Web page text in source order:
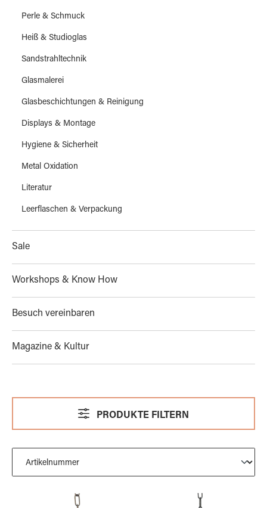
Perle & Schmuck
Heiß & Studioglas
Sandstrahltechnik
Glasmalerei
Glasbeschichtungen & Reinigung
Displays & Montage
Hygiene & Sicherheit
Metal Oxidation
Literatur
Leerflaschen & Verpackung
Sale
Workshops & Know How
Besuch vereinbaren
Magazine & Kultur
PRODUKTE FILTERN